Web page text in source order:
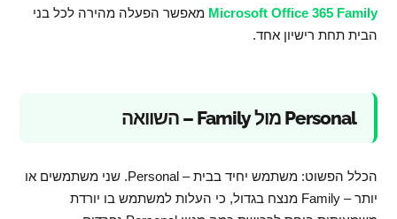
Microsoft Office 365 Family מאפשר הפעלה מהירה לכל בני
הבית תחת רישיון אחד.
Personal מול Family – השוואה
הכלל הפשוט: משתמש יחיד בבית – Personal. שני משתמשים או
יותר – Family מנצח בגדול, כי העלות למשתמש בו יורדת